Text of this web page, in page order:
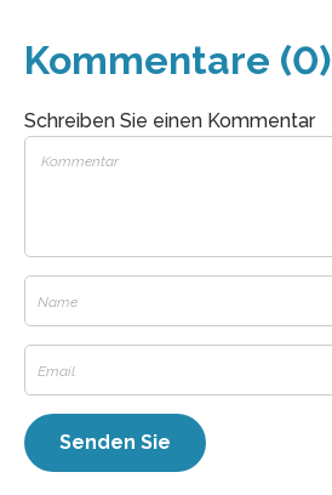
Kommentare (0)
Schreiben Sie einen Kommentar